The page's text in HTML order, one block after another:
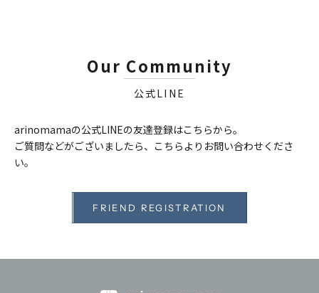
Our Community
公式LINE
arinomamaの公式LINEの友達登録はこちらから。
ご質問などがございましたら、こちらよりお問い合わせくださ
い。
FRIEND REGISTRATION